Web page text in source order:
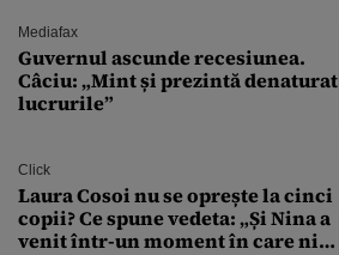
Mediafax
Guvernul ascunde recesiunea.
Câciu: „Mint și prezintă denaturat
lucrurile”
Click
Laura Cosoi nu se oprește la cinci
copii? Ce spune vedeta: „Și Nina a
venit într-un moment în care nici